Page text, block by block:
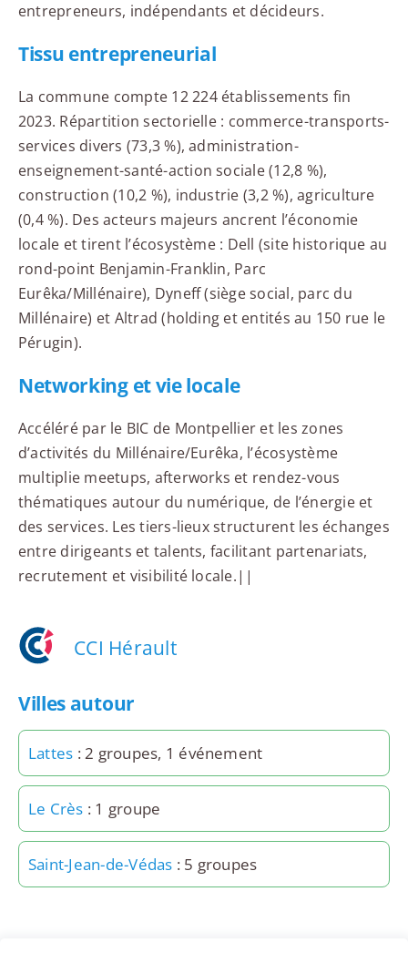
entrepreneurs, indépendants et décideurs.
Tissu entrepreneurial
La commune compte 12 224 établissements fin
2023. Répartition sectorielle : commerce-transports-
services divers (73,3 %), administration-
enseignement-santé-action sociale (12,8 %),
construction (10,2 %), industrie (3,2 %), agriculture
(0,4 %). Des acteurs majeurs ancrent l’économie
locale et tirent l’écosystème : Dell (site historique au
rond-point Benjamin-Franklin, Parc
Eurêka/Millénaire), Dyneff (siège social, parc du
Millénaire) et Altrad (holding et entités au 150 rue le
Pérugin).
Networking et vie locale
Accéléré par le BIC de Montpellier et les zones
d’activités du Millénaire/Eurêka, l’écosystème
multiplie meetups, afterworks et rendez-vous
thématiques autour du numérique, de l’énergie et
des services. Les tiers-lieux structurent les échanges
entre dirigeants et talents, facilitant partenariats,
recrutement et visibilité locale.||
CCI Hérault
Villes autour
Lattes : 2 groupes, 1 événement
Le Crès : 1 groupe
Saint-Jean-de-Védas : 5 groupes